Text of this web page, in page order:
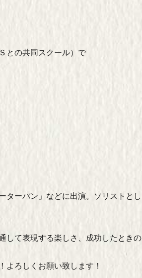
との共同スクール）で
ターパン」などに出演。ソリストとし
して表現する楽しさ、成功したときの
よろしくお願い致します！